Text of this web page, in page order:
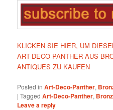
KLICKEN SIE HIER, UM
ART-DECO-PANTHER AUS
ANTIQUES ZU KAUFEN
Posted in Art-Deco-Panther,
|Tagged Art-Deco-Panther,
Leave a reply